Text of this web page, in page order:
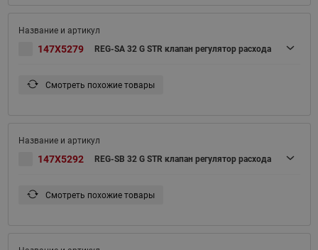
147X5279 REG-SA 32 G STR клапан регулятор расхода
Смотреть похожие товары
147X5292 REG-SB 32 G STR клапан регулятор расхода
Смотреть похожие товары